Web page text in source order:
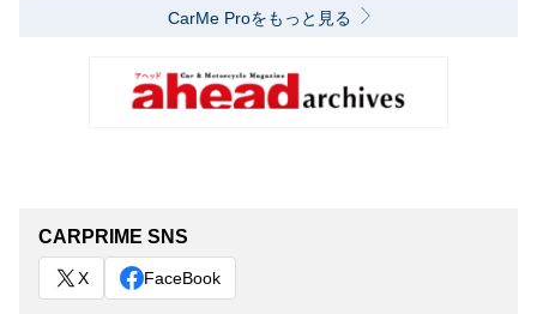
CarMe Proをもっと見る
CARPRIME SNS
X FaceBook